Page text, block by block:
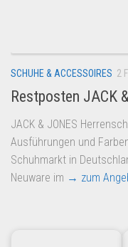
Amazon
Aldi
Lidl
Kostenlos verkaufen
Anmelden
SCHUHE & ACCESSOIRES 2
Restposten JACK
JACK & JONES
Ausführungen und
Schuhmarkt in
Neuware im → zum